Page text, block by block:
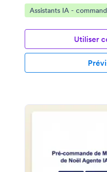
Accéder à la catégorie :
Assistants IA -
Utiliser